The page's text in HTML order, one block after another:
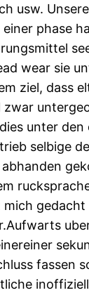
usw.
phase
wear sie
ziel, dass
unter
selbige
fassen